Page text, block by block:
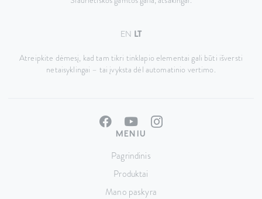
EN LT
Atreipkite dėmesį, kad tam tikri tinklapio elementai gali būti išversti
netaisyklingai – tai įvyksta dėl automatinio vertimo.
MENIU
Pagrindinis
Produktai
Mano paskyra